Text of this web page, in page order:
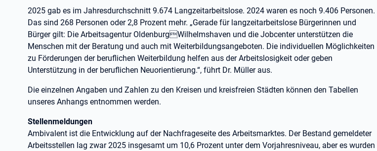
2025 gab es im Jahresdurchschnitt 9.674 Langzeitarbeitslose. 2024 waren es noch 9.406 Personen.
Das sind 268 Personen oder 2,8 Prozent mehr. „Gerade für langzeitarbeitslose Bürgerinnen und
Bürger gilt: Die Arbeitsagentur OldenburgWilhelmshaven und die Jobcenter unterstützen die
Menschen mit der Beratung und auch mit Weiterbildungsangeboten. Die individuellen Möglichkeiten
zu Förderungen der beruflichen Weiterbildung helfen aus der Arbeitslosigkeit oder geben
Unterstützung in der beruflichen Neuorientierung.“, führt Dr. Müller aus.
Die einzelnen Angaben und Zahlen zu den Kreisen und kreisfreien Städten können den Tabellen
unseres Anhangs entnommen werden.
Stellenmeldungen
Ambivalent ist die Entwicklung auf der Nachfrageseite des Arbeitsmarktes. Der Bestand gemeldeter
Arbeitsstellen lag zwar 2025 insgesamt um 10,6 Prozent unter dem Vorjahresniveau, aber es wurden